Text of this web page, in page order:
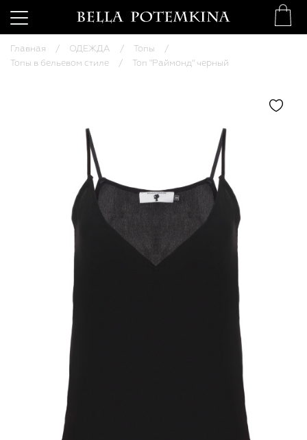
Главная ОДЕЖДА
Топы
Топы в бельевом стиле
Топ "Раймонд" черный